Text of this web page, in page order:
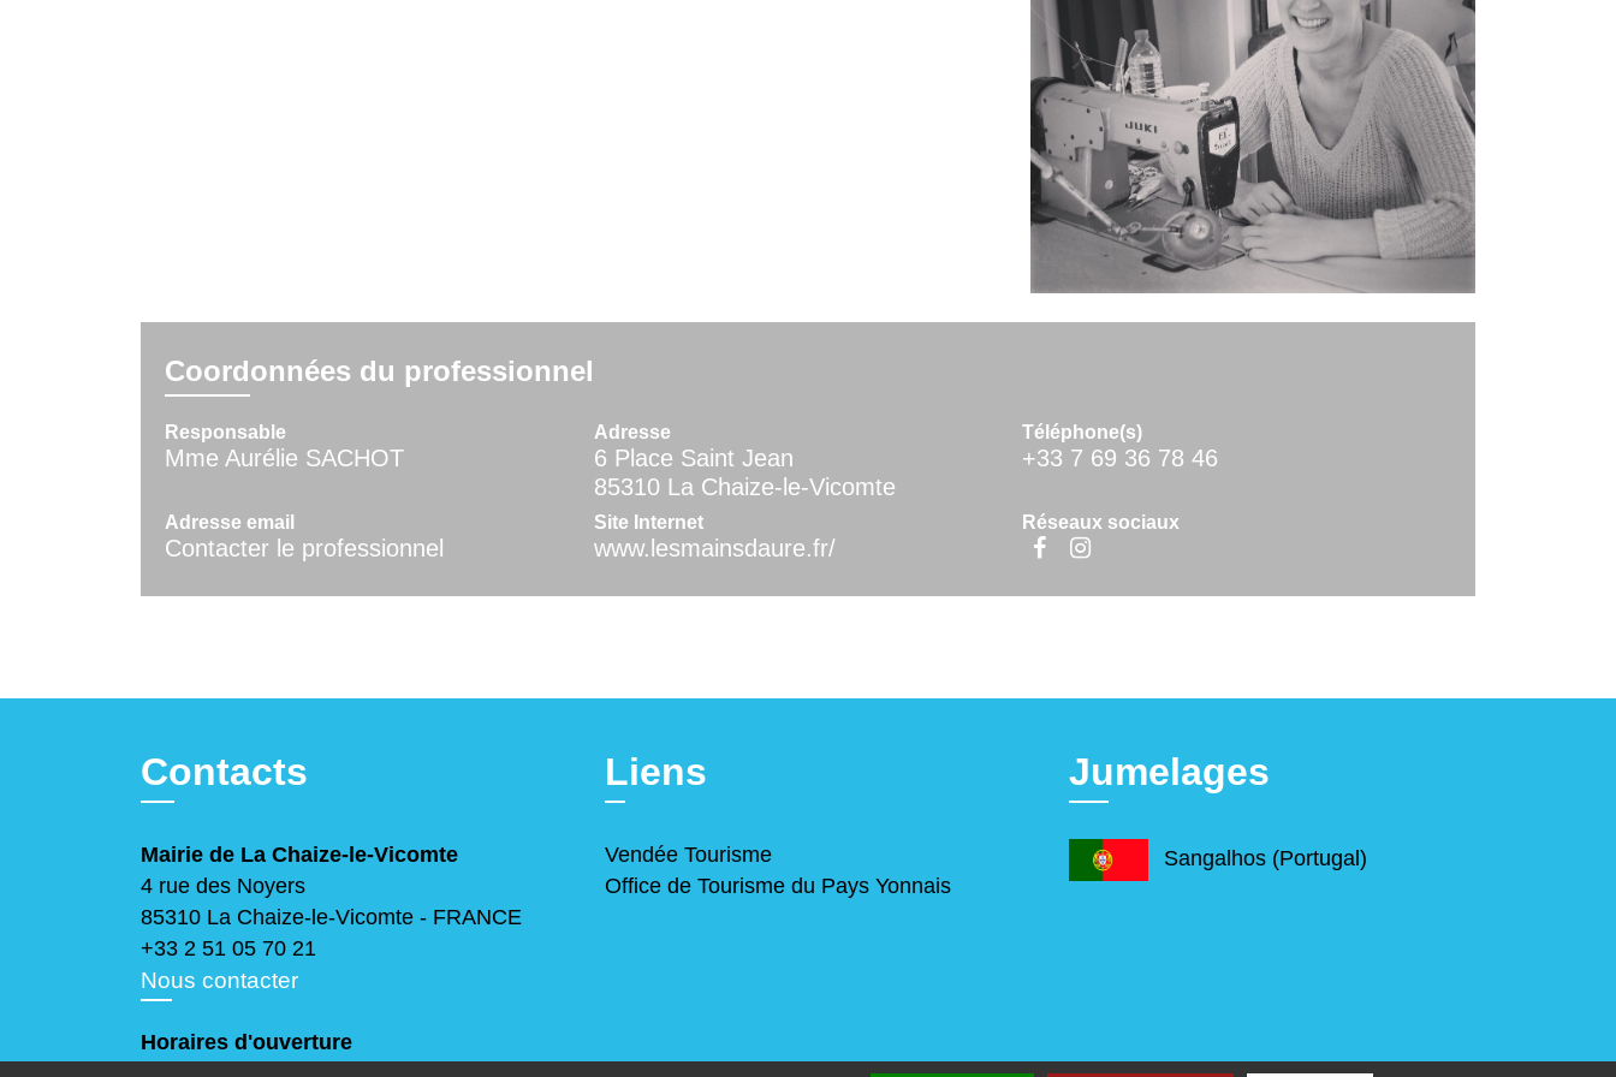
Coordonnées du professionnel
Responsable
Mme Aurélie SACHOT
Adresse
6 Place Saint Jean
85310 La Chaize-le-Vicomte
Téléphone(s)
+33 7 69 36 78 46
Adresse email
Contacter le professionnel
Site Internet
www.lesmainsdaure.fr/
Réseaux sociaux
Contacts
Mairie de La Chaize-le-Vicomte
4 rue des Noyers
85310 La Chaize-le-Vicomte - FRANCE
+33 2 51 05 70 21
Nous contacter
Horaires d'ouverture
Liens
Vendée Tourisme
Office de Tourisme du Pays Yonnais
Jumelages
Sangalhos (Portugal)